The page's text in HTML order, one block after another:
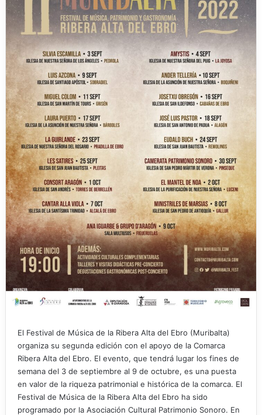
El Festival de Música de la Ribera Alta del Ebro (Muribalta)
organiza su segunda edición con el apoyo de la Comarca
Ribera Alta del Ebro. El evento, que tendrá lugar los fines de
semana del 3 de septiembre al 9 de octubre, es una puesta
en valor de la riqueza patrimonial e histórica de la comarca. El
Festival de Música de la Ribera Alta del Ebro ha sido
programado por la Asociación Cultural Patrimonio Sonoro. En